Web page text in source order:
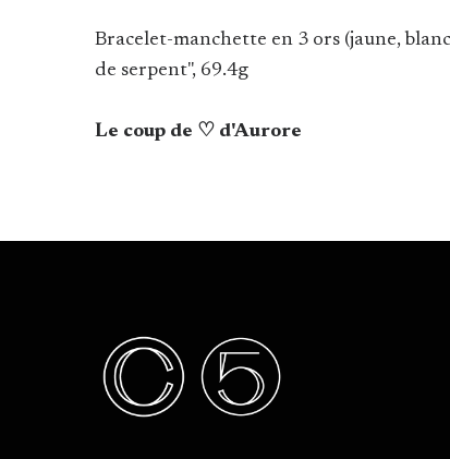
Bracelet-manchette en 3 ors (jaune,
de serpent", 69.4g
Le coup de ♡ d'Aurore